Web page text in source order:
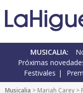
MUSICALIA:
Próximas
Festivales
Musicalia > Mariah Carey >